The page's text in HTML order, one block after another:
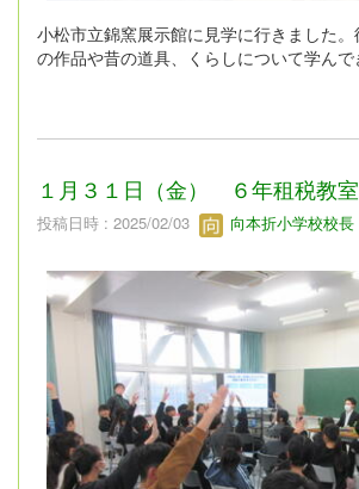
小松市立錦窯展示館に見学に行きました
の作品や昔の道具、くらしについて学んで
１月３１日（金） ６年租税教室
投稿日時 : 2025/02/03 向本折小学校校長